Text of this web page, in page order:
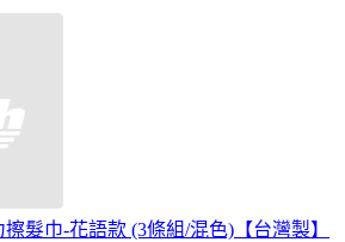
髮巾-花語款 (3條組/混色)【台灣製】